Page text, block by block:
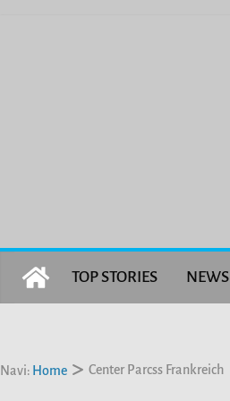
TOP STORIES NEWS
Navi: Home Center Parcss Frankreich